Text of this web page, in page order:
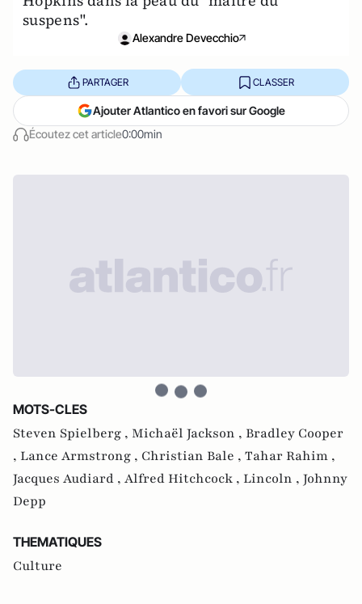
suspens".
Alexandre Devecchio
Écoutez cet article0:00min
PARTAGER CLASSER
Ajouter Atlantico en favori sur Google
MOTS-CLES
Steven Spielberg , Michaël Jackson , Bradley Cooper
, Lance Armstrong , Christian Bale , Tahar Rahim ,
Jacques Audiard , Alfred Hitchcock , Lincoln , Johnny
Depp
THEMATIQUES
Culture